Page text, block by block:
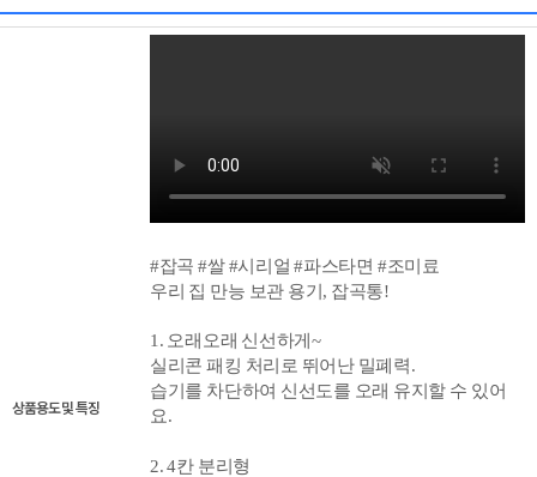
상품용도 및 특징
#잡곡 #쌀#시리얼 #파스타면 #조미료
우리 집 만능 보관 용기, 잡곡통!
1. 오래오래 신선하게~
실리콘 패킹 처리로 뛰어난 밀폐력.
습기를 차단하여 신선도를 오래 유지할 수 있어
요.
2. 4칸 분리형